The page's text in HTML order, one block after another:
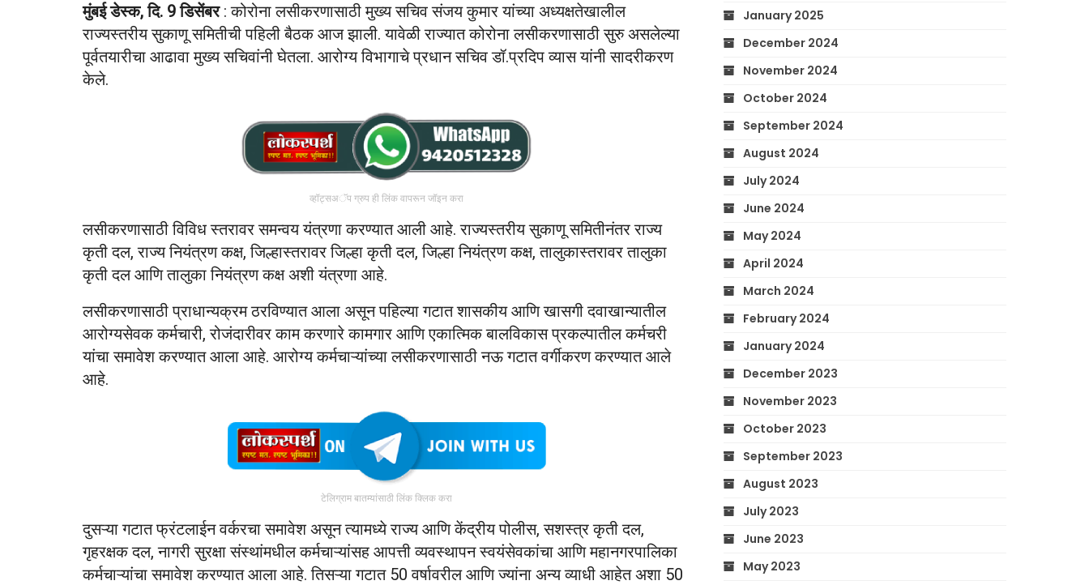
मुंबई डेस्क, दि. 9 डिसेंबर : कोरोना लसीकरणासाठी मुख्य सचिव संजय कुमार यांच्या अध्यक्षतेखालील
राज्यस्तरीय सुकाणू समितीची पहिली बैठक आज झाली. यावेळी राज्यात कोरोना लसीकरणासाठी सुरु असलेल्या
पूर्वतयारीचा आढावा मुख्य सचिवांनी घेतला. आरोग्य विभागाचे प्रधान सचिव डॉ.प्रदिप व्यास यांनी सादरीकरण
केले.
व्हॉट्सअॅप ग्रुप ही लिंक वापरून जॉइन करा
लसीकरणासाठी विविध स्तरावर समन्वय यंत्रणा करण्यात आली आहे. राज्यस्तरीय सुकाणू समितीनंतर राज्य
कृती दल, राज्य नियंत्रण कक्ष, जिल्हास्तरावर जिल्हा कृती दल, जिल्हा नियंत्रण कक्ष, तालुकास्तरावर तालुका
कृती दल आणि तालुका नियंत्रण कक्ष अशी यंत्रणा आहे.
लसीकरणासाठी प्राधान्यक्रम ठरविण्यात आला असून पहिल्या गटात शासकीय आणि खासगी दवाखान्यातील
आरोग्यसेवक कर्मचारी, रोजंदारीवर काम करणारे कामगार आणि एकात्मिक बालविकास प्रकल्पातील कर्मचरी
यांचा समावेश करण्यात आला आहे. आरोग्य कर्मचाऱ्यांच्या लसीकरणासाठी नऊ गटात वर्गीकरण करण्यात आले
आहे.
टेलिग्राम बातम्यांसाठी लिंक क्लिक करा
दुसऱ्या गटात फ्रंटलाईन वर्करचा समावेश असून त्यामध्ये राज्य आणि केंद्रीय पोलीस, सशस्त्र कृती दल,
गृहरक्षक दल, नागरी सुरक्षा संस्थांमधील कर्मचाऱ्यांसह आपत्ती व्यवस्थापन स्वयंसेवकांचा आणि महानगरपालिका
कर्मचाऱ्यांचा समावेश करण्यात आला आहे. तिसऱ्या गटात 50 वर्षावरील आणि ज्यांना अन्य व्याधी आहेत अशा 50
January 2025
December 2024
November 2024
October 2024
September 2024
August 2024
July 2024
June 2024
May 2024
April 2024
March 2024
February 2024
January 2024
December 2023
November 2023
October 2023
September 2023
August 2023
July 2023
June 2023
May 2023